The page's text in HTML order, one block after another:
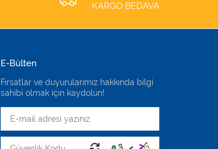
KARGO BEDAVA
E-Bülten
Fırsatlar ve duyurularımız hakkında bilgi
sahibi olmak için kaydolun!